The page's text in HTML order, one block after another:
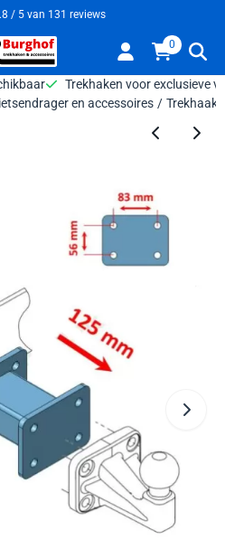
Kies instellingen of sta alle
/ 5 van 131 reviews
0
Trekhaken voor exclusieve
en accessoires / Trekhaak